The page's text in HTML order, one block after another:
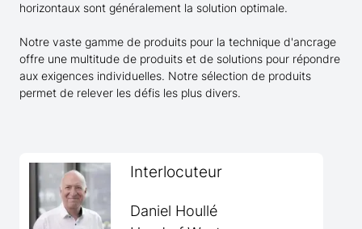
horizontaux sont généralement la solution optimale.
Notre vaste gamme de produits pour la technique d'ancrage
offre une multitude de produits et de solutions pour répondre
aux exigences individuelles. Notre sélection de produits
permet de relever les défis les plus divers.
Interlocuteur
Daniel Houllé